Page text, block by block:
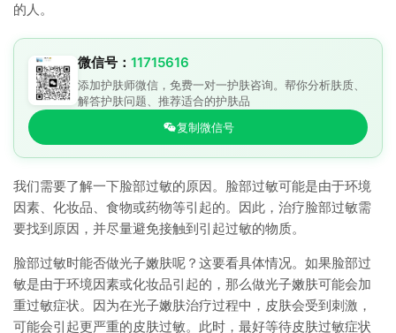
的人。
微信号： 11715616
添加护肤师微信，免费一对一护肤咨询。帮你分析肤质、
解答护肤问题、推荐适合的护肤品
复制微信号
我们需要了解一下脸部过敏的原因。脸部过敏可能是由于环境
因素、化妆品、食物或药物等引起的。因此，治疗脸部过敏需
要找到原因，并尽量避免接触到引起过敏的物质。
脸部过敏时能否做光子嫩肤呢？这要看具体情况。如果脸部过
敏是由于环境因素或化妆品引起的，那么做光子嫩肤可能会加
重过敏症状。因为在光子嫩肤治疗过程中，皮肤会受到刺激，
可能会引起更严重的皮肤过敏。此时，最好等待皮肤过敏症状